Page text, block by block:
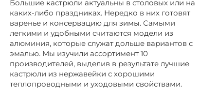
Большие кастрюли актуальны в столовых или на
каких-либо праздниках. Нередко в них готовят
варенье и консервацию для зимы. Самыми
легкими и удобными считаются модели из
алюминия, которые служат дольше вариантов с
эмалью. Мы изучили ассортимент 10
производителей, выделив в результате лучшие
кастрюли из нержавейки с хорошими
теплопроводными и уходовыми свойствами.